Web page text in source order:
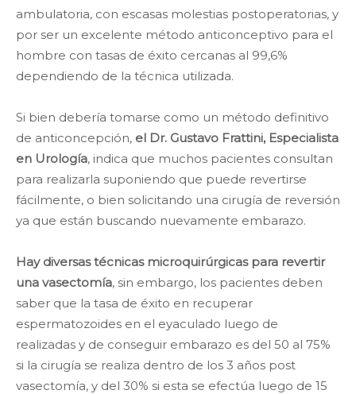
ambulatoria, con escasas molestias postoperatorias, y
por ser un excelente método anticonceptivo para el
hombre con tasas de éxito cercanas al 99,6%
dependiendo de la técnica utilizada.
Si bien debería tomarse como un método definitivo
de anticoncepción, el Dr. Gustavo Frattini, Especialista
en Urología, indica que muchos pacientes consultan
para realizarla suponiendo que puede revertirse
fácilmente, o bien solicitando una cirugía de reversión
ya que están buscando nuevamente embarazo.
Hay diversas técnicas microquirúrgicas para revertir
una vasectomía, sin embargo, los pacientes deben
saber que la tasa de éxito en recuperar
espermatozoides en el eyaculado luego de
realizadas y de conseguir embarazo es del 50 al 75%
si la cirugía se realiza dentro de los 3 años post
vasectomía, y del 30% si esta se efectúa luego de 15